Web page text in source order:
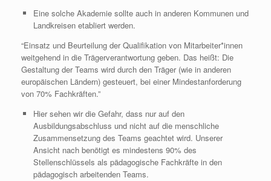
Eine solche Akademie sollte auch in anderen Kommunen und
Landkreisen etabliert werden.
“Einsatz und Beurteilung der Qualifikation von Mitarbeiter*innen
weitgehend in die Trägerverantwortung geben. Das heißt: Die
Gestaltung der Teams wird durch den Träger (wie in anderen
europäischen Ländern) gesteuert, bei einer Mindestanforderung
von 70% Fachkräften.”
Hier sehen wir die Gefahr, dass nur auf den
Ausbildungsabschluss und nicht auf die menschliche
Zusammensetzung des Teams geachtet wird. Unserer
Ansicht nach benötigt es mindestens 90% des
Stellenschlüssels als pädagogische Fachkräfte in den
pädagogisch arbeitenden Teams.